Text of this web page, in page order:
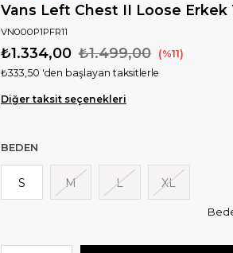
Vans Left Chest II Loose Erkek
VN000P1PFR11
₺1.499,00
₺1.334,00 11
₺333,50 'den başlayan taksitlerle
Diğer taksit seçenekleri
BEDEN
S M L XL